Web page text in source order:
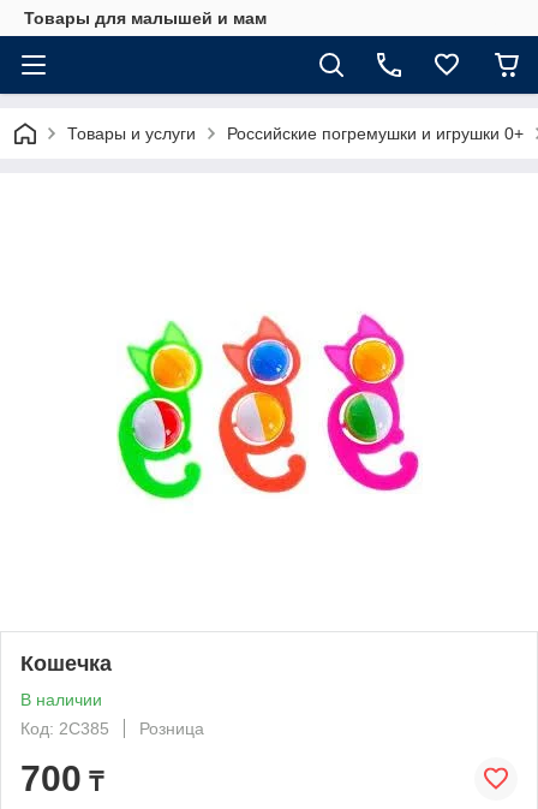
Товары для малышей и мам
Товары и услуги Российские погремушки и игрушки 0+
Кошечка
В наличии
Код: 2C385
Розница
700 ₸